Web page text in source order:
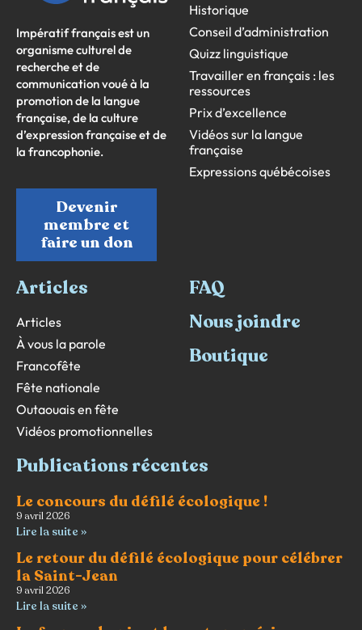
Impératif français est un
organisme culturel de
recherche et de
communication voué à la
promotion de la langue
française, de la culture
d’expression française et de
la francophonie.
Devenir
membre et
faire un don
Historique
Conseil d’administration
Quizz linguistique
Travailler en français : les
ressources
Prix d’excellence
Vidéos sur la langue
française
Expressions québécoises
Articles
Articles
À vous la parole
Francofête
Fête nationale
Outaouais en fête
Vidéos promotionnelles
FAQ
Nous joindre
Boutique
Publications récentes
Le concours du défilé écologique !
9 avril 2026
Lire la suite »
Le retour du défilé écologique pour célébrer
la Saint-Jean
9 avril 2026
Lire la suite »